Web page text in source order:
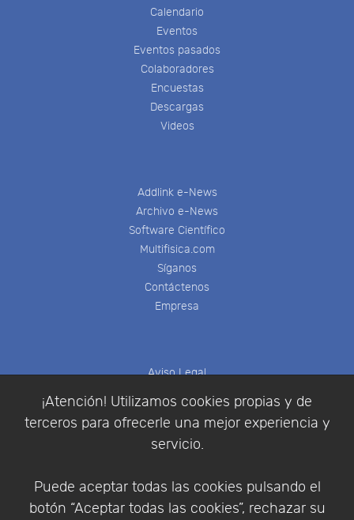
¡Atención! Utilizamos cookies propias y de
terceros para ofrecerle una mejor experiencia y
servicio.
Puede aceptar todas las cookies pulsando el
botón “Aceptar todas las cookies”, rechazar su
Calendario
Eventos
Eventos pasados
Colaboradores
Encuestas
Descargas
Videos
Addlink e-News
Archivo e-News
Software Científico
Multifisica.com
Síganos
Contáctenos
Empresa
Aviso Legal
Política de Privacidad
Condiciones de compra
Identificarse